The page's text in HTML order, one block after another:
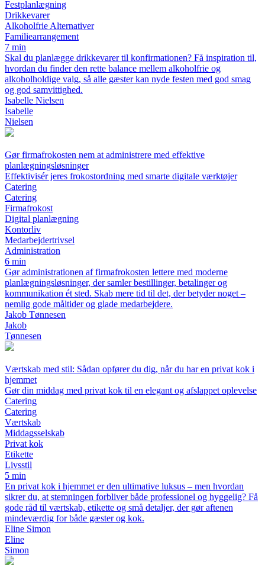
Festplanlægning
Drikkevarer
Alkoholfrie Alternativer
Familiearrangement
7 min
Skal du planlægge drikkevarer til konfirmationen? Få inspiration til,
hvordan du finder den rette balance mellem alkoholfrie og
alkoholholdige valg, så alle gæster kan nyde festen med god smag
og god samvittighed.
Isabelle Nielsen
Isabelle
Nielsen
Gør firmafrokosten nem at administrere med effektive
planlægningsløsninger
Effektivisér jeres frokostordning med smarte digitale værktøjer
Catering
Catering
Firmafrokost
Digital planlægning
Kontorliv
Medarbejdertrivsel
Administration
6 min
Gør administrationen af firmafrokosten lettere med moderne
planlægningsløsninger, der samler bestillinger, betalinger og
kommunikation ét sted. Skab mere tid til det, der betyder noget –
nemlig gode måltider og glade medarbejdere.
Jakob Tønnesen
Jakob
Tønnesen
Værtskab med stil: Sådan opfører du dig, når du har en privat kok i
hjemmet
Gør din middag med privat kok til en elegant og afslappet oplevelse
Catering
Catering
Værtskab
Middagsselskab
Privat kok
Etikette
Livsstil
5 min
En privat kok i hjemmet er den ultimative luksus – men hvordan
sikrer du, at stemningen forbliver både professionel og hyggelig? Få
gode råd til værtskab, etikette og små detaljer, der gør aftenen
mindeværdig for både gæster og kok.
Eline Simon
Eline
Simon